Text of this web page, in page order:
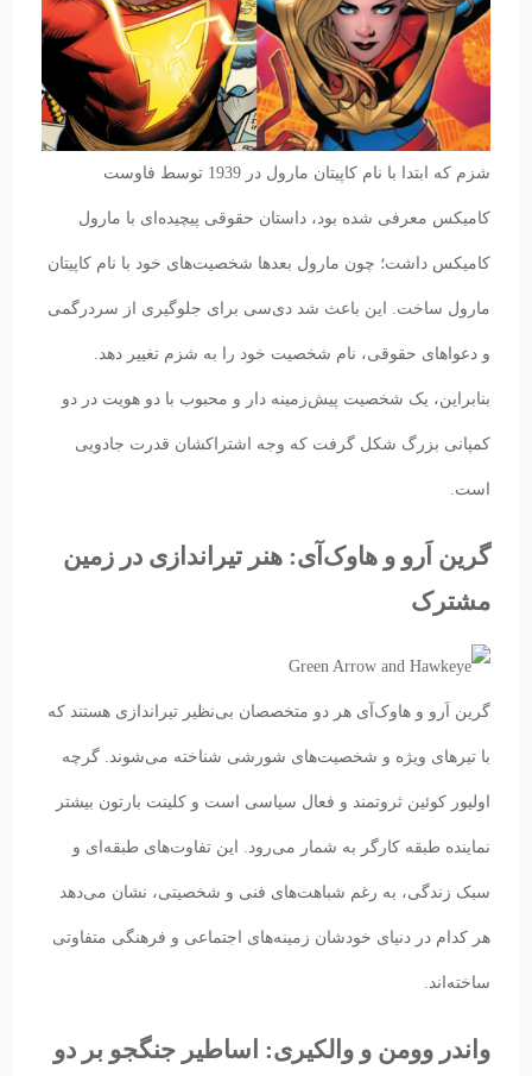
شزم که ابتدا با نام کاپیتان مارول در 1939 توسط فاوست
کامیکس معرفی شده بود، داستان حقوقی پیچیده‌ای با مارول
کامیکس داشت؛ چون مارول بعدها شخصیت‌های خود با نام کاپیتان
مارول ساخت. این باعث شد دی‌سی برای جلوگیری از سردرگمی
و دعواهای حقوقی، نام شخصیت خود را به شزم تغییر دهد.
بنابراین، یک شخصیت پیش‌زمینه دار و محبوب با دو هویت در دو
کمپانی بزرگ شکل گرفت که وجه اشتراکشان قدرت جادویی
است.
گرین اَرو و هاوک‌آی: هنر تیراندازی در زمین
مشترک
گرین اَرو و هاوک‌آی هر دو متخصصان بی‌نظیر تیراندازی هستند که
با تیرهای ویژه و شخصیت‌های شورشی شناخته می‌شوند. گرچه
اولیور کوئین ثروتمند و فعال سیاسی است و کلینت بارتون بیشتر
نماینده طبقه کارگر به شمار می‌رود. این تفاوت‌های طبقه‌ای و
سبک زندگی، به رغم شباهت‌های فنی و شخصیتی، نشان می‌دهد
هر کدام در دنیای خودشان زمینه‌های اجتماعی و فرهنگی متفاوتی
ساخته‌اند.
واندر وومن و والکیری: اساطیر جنگجو بر دو